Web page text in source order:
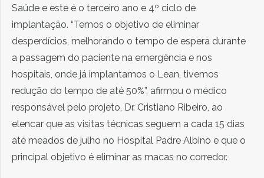
Saúde e este é o terceiro ano e 4º ciclo de
implantação. “Temos o objetivo de eliminar
desperdícios, melhorando o tempo de espera durante
a passagem do paciente na emergência e nos
hospitais, onde já implantamos o Lean, tivemos
redução do tempo de até 50%”, afirmou o médico
responsável pelo projeto, Dr. Cristiano Ribeiro, ao
elencar que as visitas técnicas seguem a cada 15 dias
até meados de julho no Hospital Padre Albino e que o
principal objetivo é eliminar as macas no corredor.